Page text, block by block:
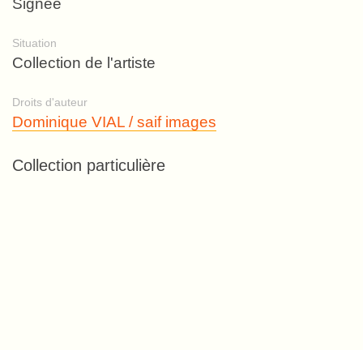
Signée
Situation
Collection de l'artiste
Droits d'auteur
Dominique VIAL / saif images
Collection particulière